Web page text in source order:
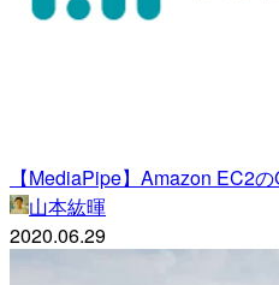
【MediaPipe】Amazon EC2
山本紘暉
2020.06.29